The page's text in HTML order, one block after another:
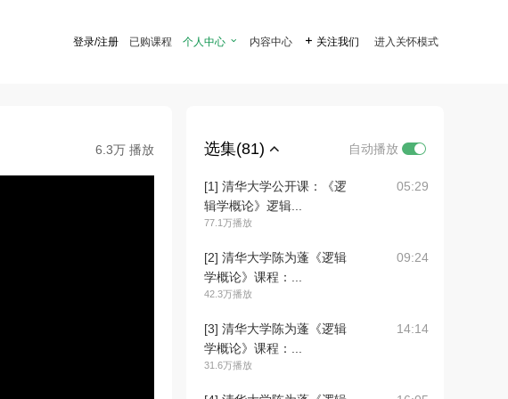
登录/注册 已购课程 个人中心  内容中心  关注我们 进入关怀模式
6.3万 播放 选集(81) 自动播放
[1] 清华大学公开课：《逻
辑学概论》逻辑...
77.1万播放
05:29
[2] 清华大学陈为蓬《逻辑
学概论》课程：...
42.3万播放
09:24
[3] 清华大学陈为蓬《逻辑
学概论》课程：...
31.6万播放
14:14